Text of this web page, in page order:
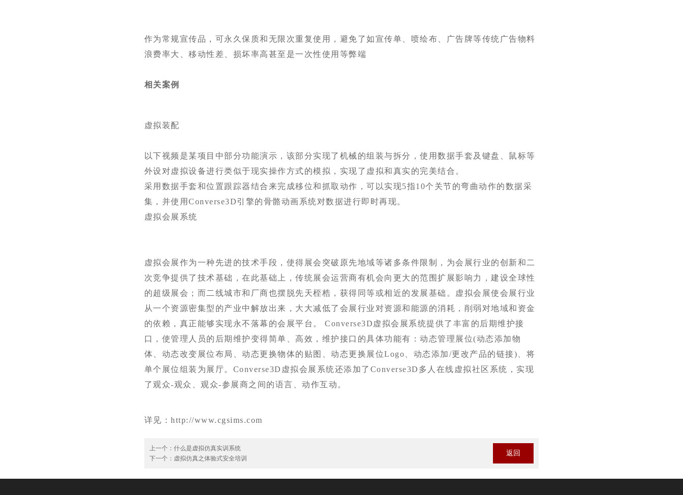
作为常规宣传品，可永久保质和无限次重复使用，避免了如宣传单、喷绘布、广告牌等传统广告物料
浪费率大、移动性差、损坏率高甚至是一次性使用等弊端
相关案例
虚拟装配
以下视频是某项目中部分功能演示，该部分实现了机械的组装与拆分，使用数据手套及键盘、鼠标等
外设对虚拟设备进行类似于现实操作方式的模拟，实现了虚拟和真实的完美结合。
采用数据手套和位置跟踪器结合来完成移位和抓取动作，可以实现5指10个关节的弯曲动作的数据采
集，并使用Converse3D引擎的骨骼动画系统对数据进行即时再现。
虚拟会展系统
虚拟会展作为一种先进的技术手段，使得展会突破原先地域等诸多条件限制，为会展行业的创新和二
次竞争提供了技术基础，在此基础上，传统展会运营商有机会向更大的范围扩展影响力，建设全球性
的超级展会；而二线城市和厂商也摆脱先天桎梏，获得同等或相近的发展基础。虚拟会展使会展行业
从一个资源密集型的产业中解放出来，大大减低了会展行业对资源和能源的消耗，削弱对地域和资金
的依赖，真正能够实现永不落幕的会展平台。 Converse3D虚拟会展系统提供了丰富的后期维护接
口，使管理人员的后期维护变得简单、高效，维护接口的具体功能有：动态管理展位(动态添加物
体、动态改变展位布局、动态更换物体的贴图、动态更换展位Logo、动态添加/更改产品的链接)、将
单个展位组装为展厅。Converse3D虚拟会展系统还添加了Converse3D多人在线虚拟社区系统，实现
了观众-观众、观众-参展商之间的语言、动作互动。
详见：http://www.cgsims.com
上一个： 什么是虚拟仿真实训系统
下一个： 虚拟仿真之体验式安全培训
返回